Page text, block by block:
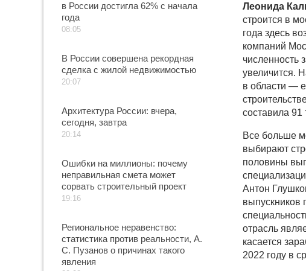
в России достигла 62% с начала
года
08:05
В России совершена рекордная
сделка с жилой недвижимостью
20:07
Архитектура России: вчера,
сегодня, завтра
20:14
Ошибки на миллионы: почему
неправильная смета может
сорвать строительный проект
19:16
Региональное неравенство:
статистика против реальности, А.
С. Пузанов о причинах такого
явления
Леонида
строится в
года здесь
компаний
численность
увеличится.
в области —
составила
Все больше
выбирают
половины
Антон
отрасль
касается
2022 году в